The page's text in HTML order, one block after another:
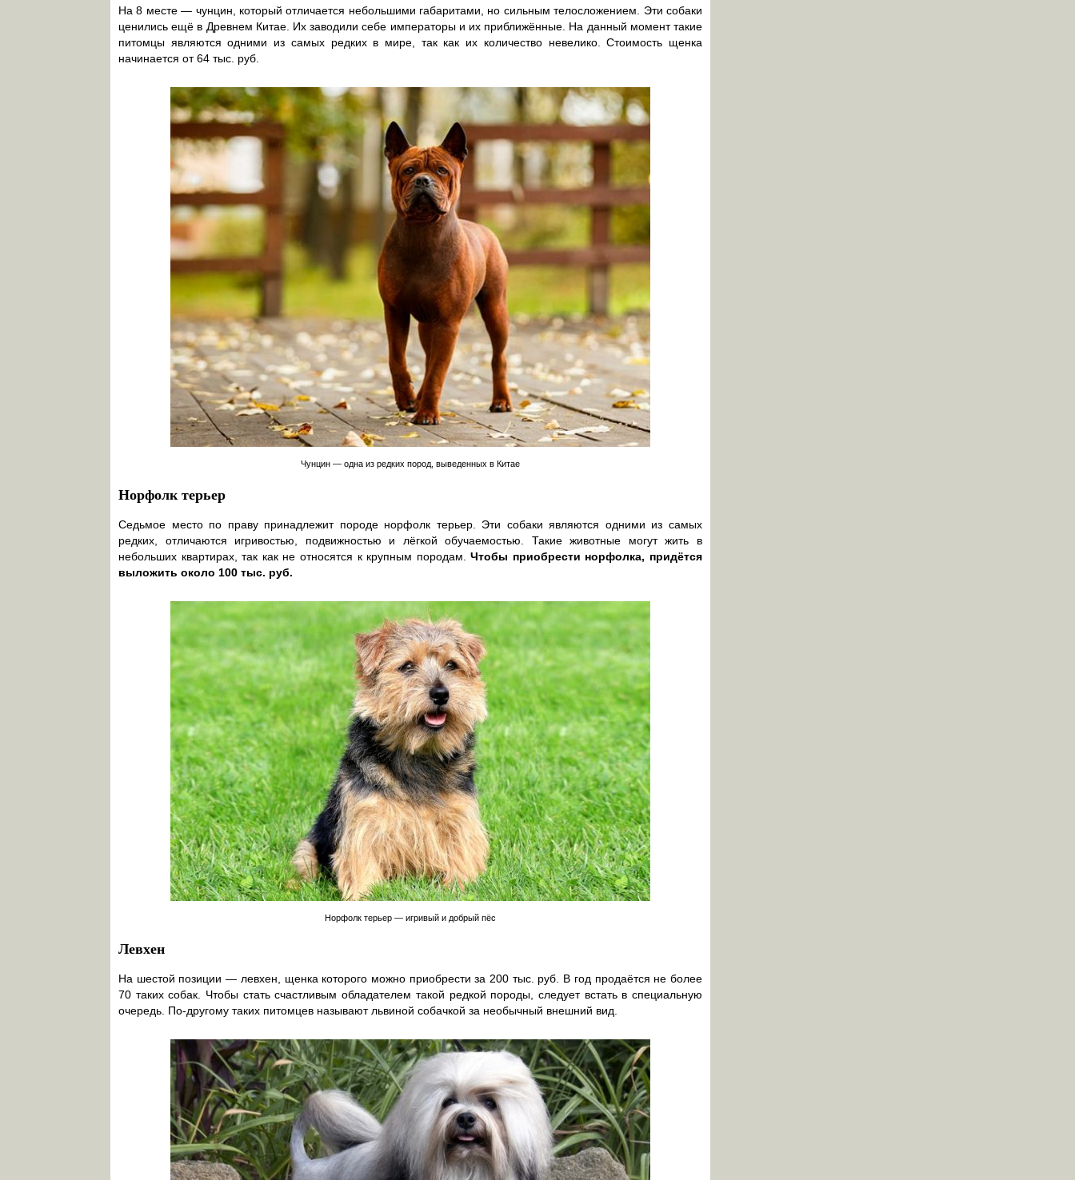
На 8 месте — чунцин, который отличается небольшими габаритами, но сильным телосложением. Эти собаки
ценились ещё в Древнем Китае. Их заводили себе императоры и их приближённые. На данный момент такие
питомцы являются одними из самых редких в мире, так как их количество невелико. Стоимость щенка
начинается от 64 тыс. руб.
Чунцин — одна из редких пород, выведенных в Китае
Норфолк терьер
Седьмое место по праву принадлежит породе норфолк терьер. Эти собаки являются одними из самых
редких, отличаются игривостью, подвижностью и лёгкой обучаемостью. Такие животные могут жить в
небольших квартирах, так как не относятся к крупным породам.Чтобы приобрести норфолка, придётся
выложить около 100 тыс. руб.
Норфолк терьер — игривый и добрый пёс
Левхен
На шестой позиции — левхен, щенка которого можно приобрести за 200 тыс. руб. В год продаётся не более
70 таких собак. Чтобы стать счастливым обладателем такой редкой породы, следует встать в специальную
очередь. По-другому таких питомцев называют львиной собачкой за необычный внешний вид.